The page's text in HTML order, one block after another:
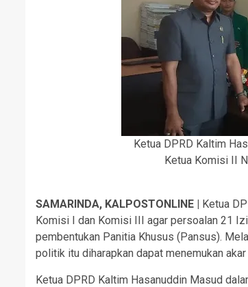
Ketua DPRD Kaltim
Ketua Komisi II
SAMARINDA, KALPOSTONLINE | Ketua
Komisi I dan Komisi III agar persoalan 21
pembentukan Panitia Khusus (Pansus).
politik itu diharapkan dapat menemukan
Ketua DPRD Kaltim Hasanuddin Masud